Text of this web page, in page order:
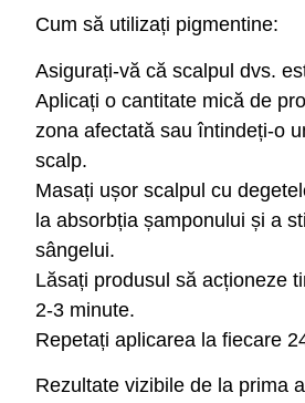
Cum să utilizați pigmentine:
Asigurați-vă că scalpul dvs.
Aplicați o cantitate mică de
zona afectată sau întindeți-o
scalp.
Masați ușor scalpul cu
la absorbția șamponului și a
sângelui.
Lăsați produsul să acționeze
2-3 minute.
Repetați aplicarea la fiecare
Rezultate vizibile de la prima